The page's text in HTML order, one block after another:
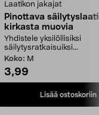
Laatikon jakajat
Pinottava
kirkasta muovia
Yhdistele yksilöllisiksi
säilytysratkaisuiksi...
Koko: M
3,99
Lisää ostoskoriin